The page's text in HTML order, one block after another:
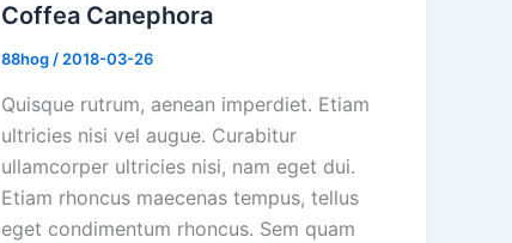
Coffea Canephora
88hog/2018-03-26
Quisque rutrum, aenean imperdiet. Etiam
ultricies nisi vel augue. Curabitur
ullamcorper ultricies nisi, nam eget dui.
Etiam rhoncus maecenas tempus, tellus
eget condimentum rhoncus. Sem quam